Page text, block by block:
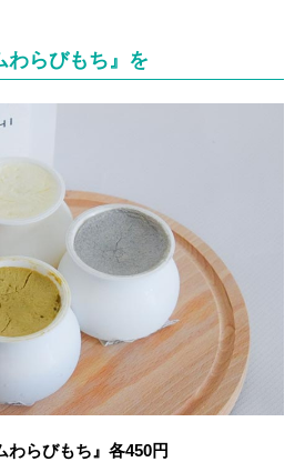
わらびもち』を
わらびもち』各450円